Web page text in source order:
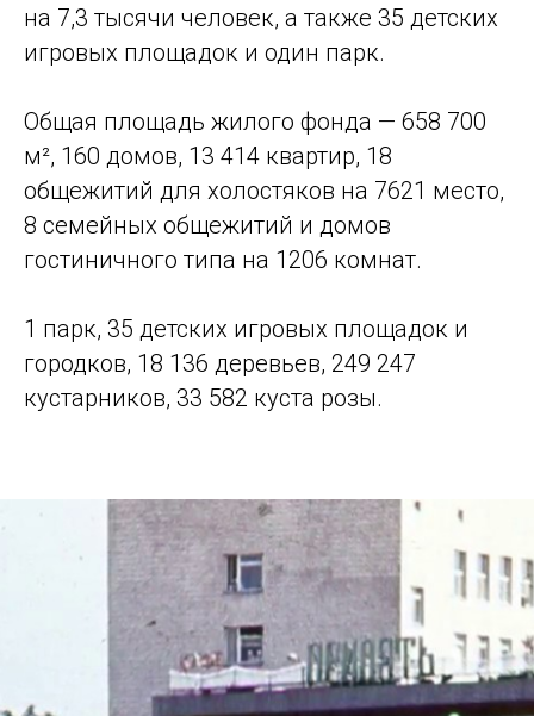
на 7,3 тысячи человек, а также 35 детских
игровых площадок и один парк.
Общая площадь жилого фонда — 658 700
м², 160 домов, 13 414 квартир, 18
общежитий для холостяков на 7621 место,
8 семейных общежитий и домов
гостиничного типа на 1206 комнат.
1 парк, 35 детских игровых площадок и
городков, 18 136 деревьев, 249 247
кустарников, 33 582 куста розы.